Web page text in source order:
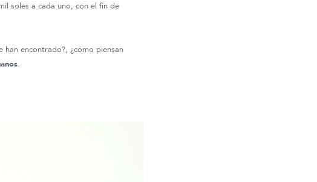
soles a cada uno, con el fin de
han encontrado?, ¿cómo piensan
.